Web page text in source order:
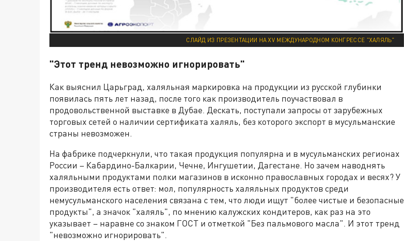
СЛАЙД ИЗ ПРЕЗЕНТАЦИИ НА XV МЕЖДУНАРОДНОМ КОНГРЕССЕ "ХАЛЯЛЬ"
"Этот тренд невозможно игнорировать"
Как выяснил Царьград, халяльная маркировка на продукции из русской глубинки
появилась пять лет назад, после того как производитель поучаствовал в
продовольственной выставке в Дубае. Дескать, поступали запросы от зарубежных
торговых сетей о наличии сертификата халяль, без которого экспорт в мусульманские
страны невозможен.
На фабрике подчеркнули, что такая продукция популярна и в мусульманских регионах
России – Кабардино-Балкарии, Чечне, Ингушетии, Дагестане. Но зачем наводнять
халяльными продуктами полки магазинов в исконно православных городах и весях? У
производителя есть ответ: мол, популярность халяльных продуктов среди
немусульманского населения связана с тем, что люди ищут "более чистые и безопасные
продукты", а значок "халяль", по мнению калужских кондитеров, как раз на это
указывает – наравне со знаком ГОСТ и отметкой "Без пальмового масла". И этот тренд
"невозможно игнорировать".